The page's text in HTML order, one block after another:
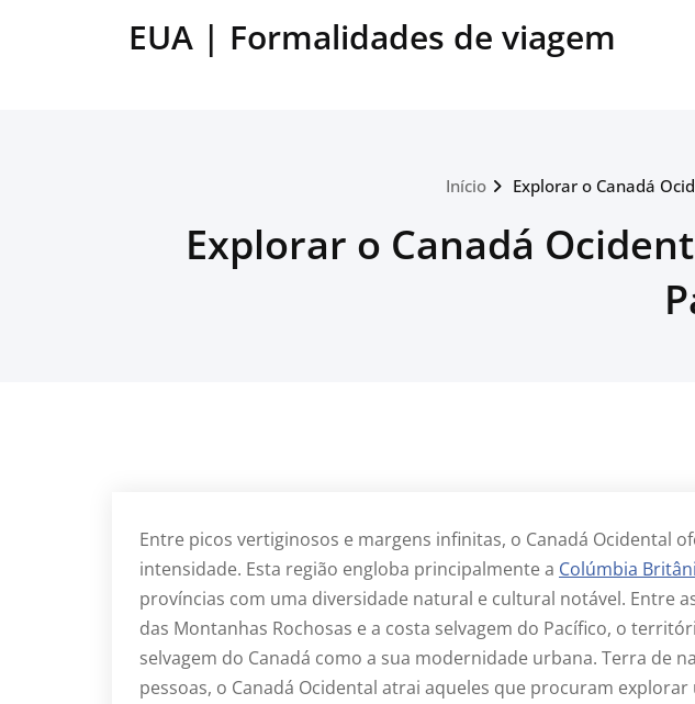
EUA | Formalidades de viagem
Início Explorar o Canadá
Explorar o Canadá
Entre picos vertiginosos e margens infinitas, o Canadá Ocidental
intensidade. Esta região engloba principalmente a Colúmbia
províncias com uma diversidade natural e cultural notável. Entre
das Montanhas Rochosas e a costa selvagem do Pacífico, o
selvagem do Canadá como a sua modernidade urbana. Terra de
pessoas, o Canadá Ocidental atrai aqueles que procuram